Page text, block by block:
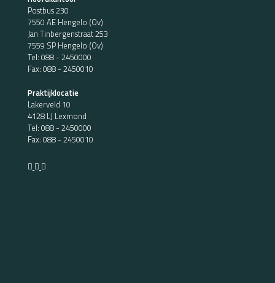
Postbus 230
7550 AE Hengelo (Ov)
Jan Tinbergenstraat 253
7559 SP Hengelo (Ov)
Tel: 088 - 2450000
Fax: 088 - 2450010
Praktijklocatie
Lakerveld 10
4128 LJ Lexmond
Tel: 088 - 2450000
Fax: 088 - 2450010